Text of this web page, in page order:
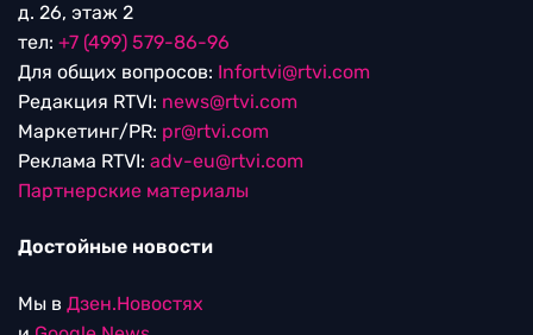
д. 26, этаж 2
тел: +7 (499) 579-86-96
Для общих вопросов: Infortvi@rtvi.com
Редакция RTVI: news@rtvi.com
Маркетинг/PR: pr@rtvi.com
Реклама RTVI: adv-eu@rtvi.com
Партнерские материалы
Достойные новости
Мы в Дзен.Новостях